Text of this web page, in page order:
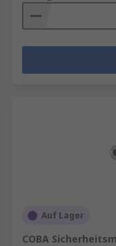
Auf Lager
COBA